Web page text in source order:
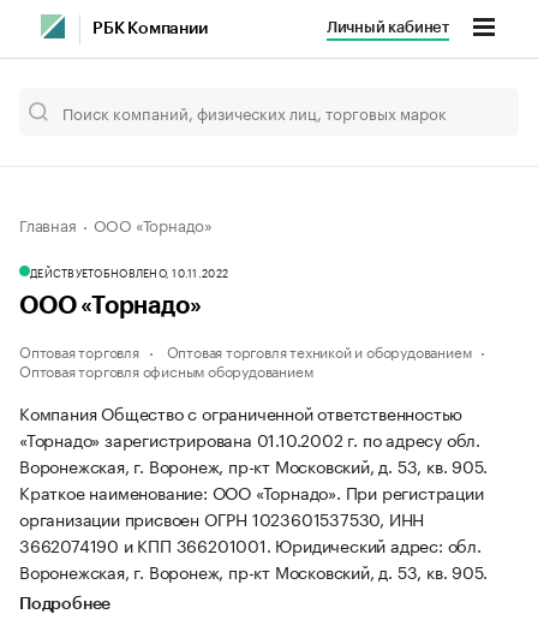
РБК Компании Личный кабинет
Главная ООО «Торнадо»
ДЕЙСТВУЕТОБНОВЛЕНО, 10.11.2022
ООО «Торнадо»
Оптовая торговля
Оптовая торговля техникой и оборудованием
Оптовая торговля офисным оборудованием
Компания Общество с ограниченной ответственностью
«Торнадо» зарегистрирована 01.10.2002 г. по адресу обл.
Воронежская, г. Воронеж, пр-кт Московский, д. 53, кв. 905.
Краткое наименование: ООО «Торнадо». При регистрации
организации присвоен ОГРН 1023601537530, ИНН
3662074190 и КПП 366201001. Юридический адрес: обл.
Воронежская, г. Воронеж, пр-кт Московский, д. 53, кв. 905.
Подробнее